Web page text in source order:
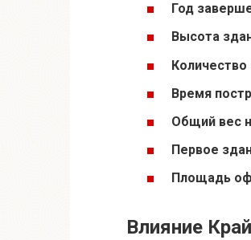
Год
Высота
Время
Общий вес
Первое
Площадь
Влияние